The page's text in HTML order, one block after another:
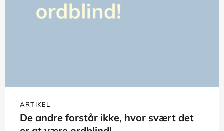
ARTIKEL
De andre forstår ikke, hvor svært det